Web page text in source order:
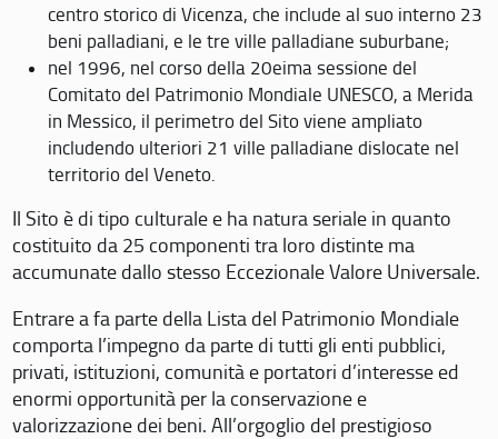
centro storico di Vicenza, che include al suo interno 23
beni palladiani, e le tre ville palladiane suburbane;
nel 1996, nel corso della 20eima sessione del
Comitato del Patrimonio Mondiale UNESCO, a Merida
in Messico, il perimetro del Sito viene ampliato
includendo ulteriori 21 ville palladiane dislocate nel
territorio del Veneto.
Il Sito è di tipo culturale e ha natura seriale in quanto
costituito da 25 componenti tra loro distinte ma
accumunate dallo stesso Eccezionale Valore Universale.
Entrare a fa parte della Lista del Patrimonio Mondiale
comporta l’impegno da parte di tutti gli enti pubblici,
privati, istituzioni, comunità e portatori d’interesse ed
enormi opportunità per la conservazione e
valorizzazione dei beni. All’orgoglio del prestigioso